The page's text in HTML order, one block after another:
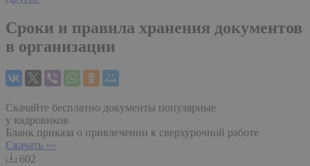
Сроки и правила хранения документов
в организации
Скачайте бесплатно документы популярные
у кадровиков
Бланк приказа о привлечении к сверхурочной работе
Скачать ›››
602